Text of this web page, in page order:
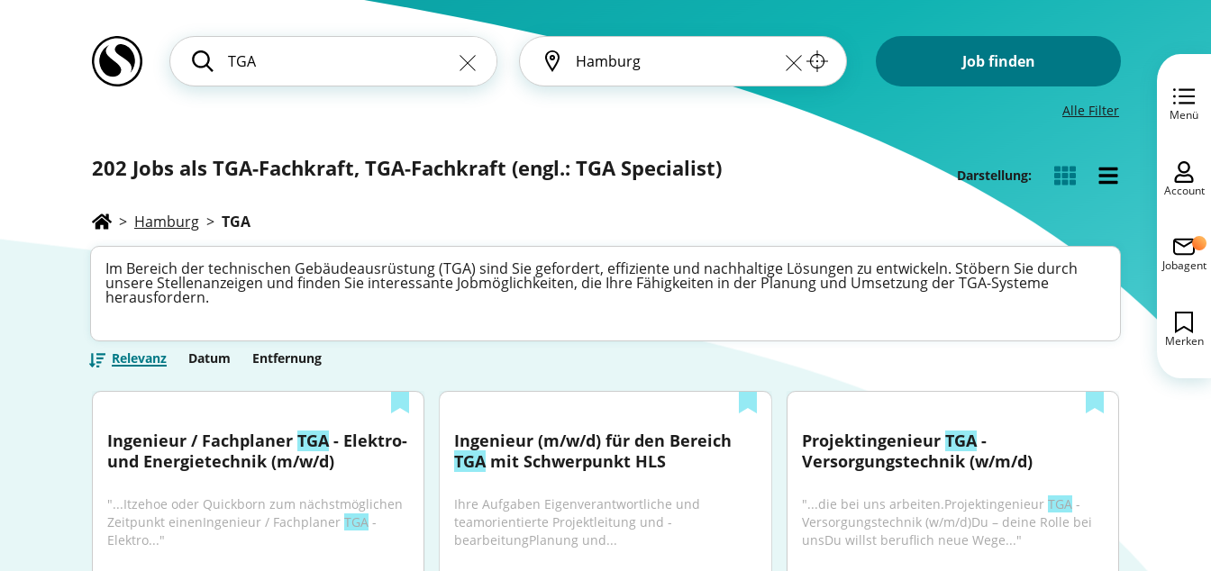
Job finden
Alle Filter
202 Jobs als TGA-Fachkraft, TGA-Fachkraft (engl.: TGA Specialist) Darstellung:
> Hamburg > TGA
Im Bereich der technischen Gebäudeausrüstung (TGA) sind Sie gefordert, effiziente und nachhaltige Lösungen zu entwickeln. Stöbern Sie durch
unsere Stellenanzeigen und finden Sie interessante Jobmöglichkeiten, die Ihre Fähigkeiten in der Planung und Umsetzung der TGA-Systeme
herausfordern.
Relevanz Datum Entfernung
Ingenieur / Fachplaner TGA - Elektro-
und Energietechnik (m/w/d)
"...Itzehoe oder Quickborn zum nächstmöglichen
Zeitpunkt einenIngenieur / Fachplaner TGA -
Elektro..."
TGA mit Schwerpunkt HLS
Ihre Aufgaben Eigenverantwortliche und
teamorientierte Projektleitung und -
bearbeitungPlanung und...
Projektingenieur TGA -
Versorgungstechnik (w/m/d)
"...die bei uns arbeiten.Projektingenieur TGA -
Versorgungstechnik (w/m/d)Du – deine Rolle bei
unsDu willst beruflich neue Wege..."
Menü
Account
Jobagent
Merken